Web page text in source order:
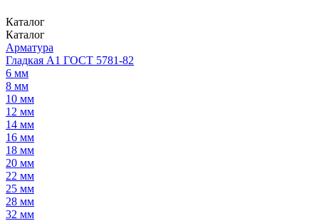
Каталог
Каталог
Арматура
Гладкая А1 ГОСТ 5781-82
6 мм
8 мм
10 мм
12 мм
14 мм
16 мм
18 мм
20 мм
22 мм
25 мм
28 мм
32 мм